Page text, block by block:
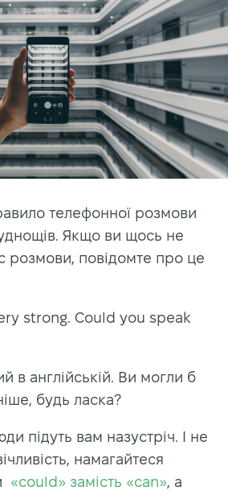
телефонної розмови
Якщо ви щось не
розмови, повідомте про це
strong. Could you speak
в англійській. Ви могли б
будь ласка?
підуть вам назустріч. І не
намагайтеся
«сould» замість «сan», а